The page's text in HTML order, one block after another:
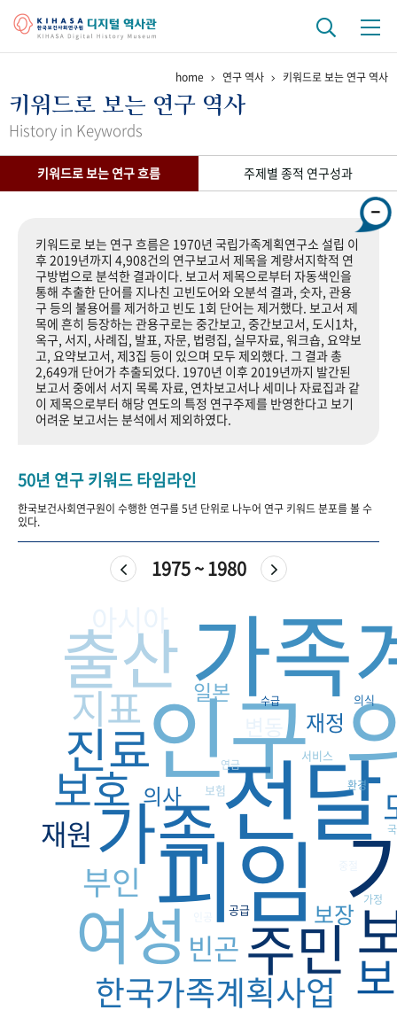
걸어온 길 기관 변천사 역대 기관장
연구 역사
기록물 아카이브
사진 아카이브 문서 기록물 행정박물 영상 기록물
+1주년 기념
성과 50선 숫자로 보는 50년 50+1주년 광장
세계와 함께 한 KIHASA
VR 역사관
home 연구 역사 키워드로 보는 연구 역사
키워드로 보는 연구 역사
History in Keywords
키워드로 보는 연구 흐름 주제별 종적 연구성과
키워드로 보는 연구 흐름은 1970년 국립가족계획연구소 설립 이
후 2019년까지 4,908건의 연구보고서 제목을 계량서지학적 연
구방법으로 분석한 결과이다. 보고서 제목으로부터 자동색인을
통해 추출한 단어를 지나친 고빈도어와 오분석 결과, 숫자, 관용
구 등의 불용어를 제거하고 빈도 1회 단어는 제거했다. 보고서 제
목에 흔히 등장하는 관용구로는 중간보고, 중간보고서, 도시1차,
옥구, 서지, 사례집, 발표, 자문, 법령집, 실무자료, 워크숍, 요약보
고, 요약보고서, 제3집 등이 있으며 모두 제외했다. 그 결과 총
2,649개 단어가 추출되었다. 1970년 이후 2019년까지 발간된
보고서 중에서 서지 목록 자료, 연차보고서나 세미나 자료집과 같
이 제목으로부터 해당 연도의 특정 연구주제를 반영한다고 보기
어려운 보고서는 분석에서 제외하였다.
50년 연구 키워드 타임라인
한국보건사회연구원이 수행한 연구를 5년 단위로 나누어 연구 키워드 분포를 볼 수
있다.
1975 ~ 1980
인구
전달
가족
피임
가족
출산
여성 주민
진료
보호
지표
한국가족계획사업
부인
아시아
빈곤
재원
보장
재정
의사
일본
서비스
공급
보험
의식
가정
연금
수급
환경